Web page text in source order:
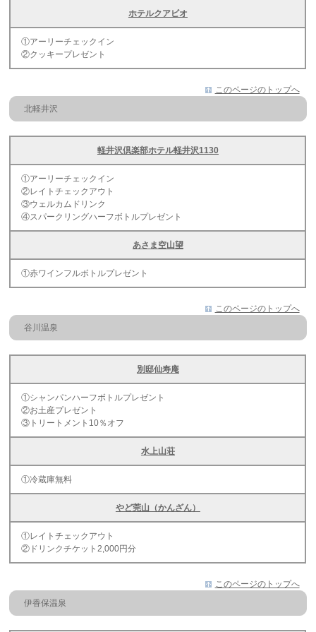
ホテルクアビオ
①アーリーチェックイン
②クッキープレゼント
このページのトップへ
北軽井沢
軽井沢倶楽部ホテル軽井沢1130
①アーリーチェックイン
②レイトチェックアウト
③ウェルカムドリンク
④スパークリングハーフボトルプレゼント
あさま空山望
①赤ワインフルボトルプレゼント
このページのトップへ
谷川温泉
別邸仙寿庵
①シャンパンハーフボトルプレゼント
②お土産プレゼント
③トリートメント10％オフ
水上山荘
①冷蔵庫無料
やど莞山（かんざん）
①レイトチェックアウト
②ドリンクチケット2,000円分
このページのトップへ
伊香保温泉